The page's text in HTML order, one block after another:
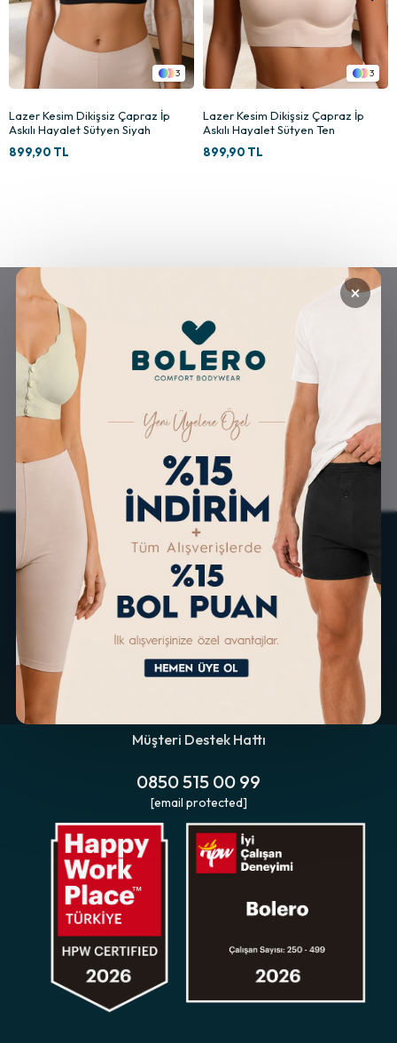
3
Lazer Kesim Dikişsiz Çapraz İp
Askılı Hayalet Sütyen Ten
899,90 TL
3
Lazer Kesim Dikişsiz Çapraz İp
Askılı Hayalet Sütyen Lime
899,90 TL
ÜCRETSİZ KARGO GÜVENLİ ALIŞVERİŞ
KOLAY İADE & DEĞİŞİM
ALTERNATİF ÖDEME
İMKANLARI
Müşteri Destek Hattı
0850 515 00 99
[email protected]
×